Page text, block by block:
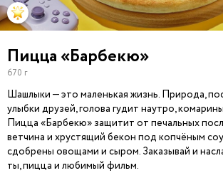
Пицца «Барбекю»
670 г
Шашлыки — это маленькая жизнь. Природа,
улыбки друзей, голова гудит наутро,
Пицца «Барбекю» защитит от печальных
ветчина и хрустящий бекон под копчёным
сдобрены овощами и сыром. Заказывай и
ты, пицца и любимый фильм.